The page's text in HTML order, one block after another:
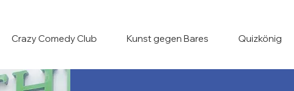
Crazy Comedy Club Kunst gegen Bares Quizkönig